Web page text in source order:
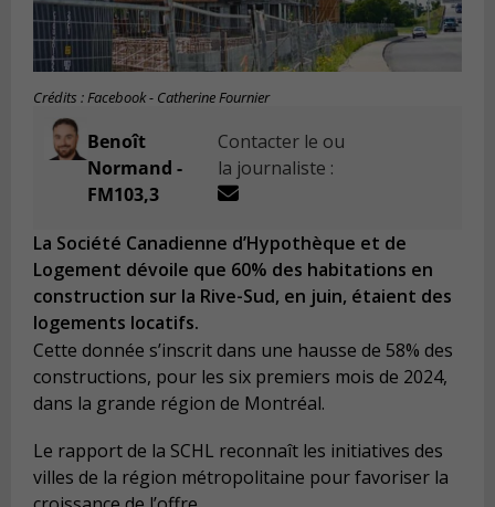
Crédits : Facebook - Catherine Fournier
Benoît
Normand -
FM103,3
Contacter le ou
la journaliste :
La Société Canadienne d’Hypothèque et de
Logement dévoile que 60% des habitations en
construction sur la Rive-Sud, en juin, étaient des
logements locatifs.
Cette donnée s’inscrit dans une hausse de 58% des
constructions, pour les six premiers mois de 2024,
dans la grande région de Montréal.
Le rapport de la SCHL reconnaît les initiatives des
villes de la région métropolitaine pour favoriser la